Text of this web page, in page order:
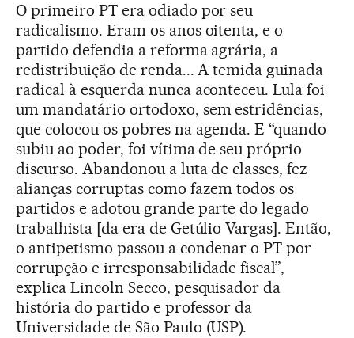
O primeiro PT era odiado por seu
radicalismo. Eram os anos oitenta, e o
partido defendia a reforma agrária, a
redistribuição de renda... A temida guinada
radical à esquerda nunca aconteceu. Lula foi
um mandatário ortodoxo, sem estridências,
que colocou os pobres na agenda. E “quando
subiu ao poder, foi vítima de seu próprio
discurso. Abandonou a luta de classes, fez
alianças corruptas como fazem todos os
partidos e adotou grande parte do legado
trabalhista [da era de Getúlio Vargas]. Então,
o antipetismo passou a condenar o PT por
corrupção e irresponsabilidade fiscal”,
explica Lincoln Secco, pesquisador da
história do partido e professor da
Universidade de São Paulo (USP).